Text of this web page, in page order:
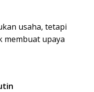
usaha, tetapi
membuat upaya